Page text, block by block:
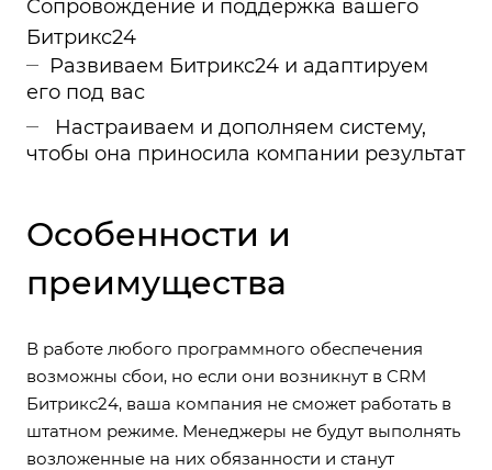
Сопровождение и поддержка вашего
Битрикс24
Развиваем Битрикс24 и адаптируем
его под вас
Настраиваем и дополняем систему,
чтобы она приносила компании результат
Особенности и
преимущества
В работе любого программного обеспечения
возможны сбои, но если они возникнут в CRM
Битрикс24, ваша компания не сможет работать в
штатном режиме. Менеджеры не будут выполнять
возложенные на них обязанности и станут